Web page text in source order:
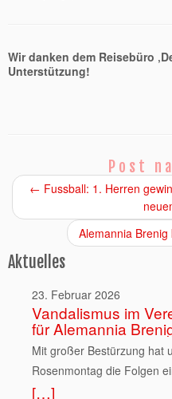
Wir danken dem Reisebüro
Unterstützung!
Post
← Fussball: 1. Herren
Alemannia
Aktuelles
23. Februar 2026
Vandalismus im
für Alemannia
Mit großer Bestürzung hat
Rosenmontag die Folgen
mutwilligen Vandalismus in
[…]